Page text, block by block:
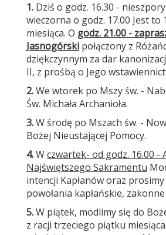
1. Dziś o godz. 16.30 -
wieczorna o godz. 17.00 Jest to
miesiąca. O godz. 21.00 -
Jasnogórski połączony z
dziękczynnym za dar kanonizacji
II, z prośbą o Jego
2.We wtorek po Mszy św. -
Św. Michała Archanioła.
3.W środę po Mszach św. -
Bożej Nieustającej Pomocy.
4.Wczwartek- od godz. 16.00 -
Najświętszego Sakramentu
intencji Kapłanów oraz
powołania kapłańskie,
5.W piątek, modlimy się do
z racji trzeciego piątku